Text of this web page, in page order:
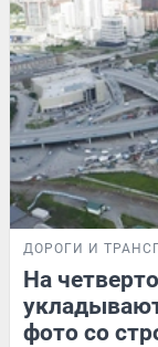
ДОРОГИ И
На
фото со